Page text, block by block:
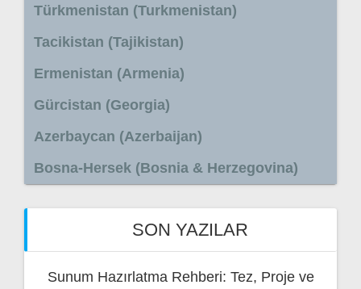
Türkmenistan (Turkmenistan)
Tacikistan (Tajikistan)
Ermenistan (Armenia)
Gürcistan (Georgia)
Azerbaycan (Azerbaijan)
Bosna-Hersek (Bosnia & Herzegovina)
SON YAZILAR
Sunum Hazırlatma Rehberi: Tez, Proje ve